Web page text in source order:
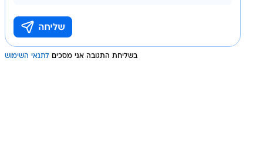
בשליחת התגובה אני מסכים לתנאי השימוש